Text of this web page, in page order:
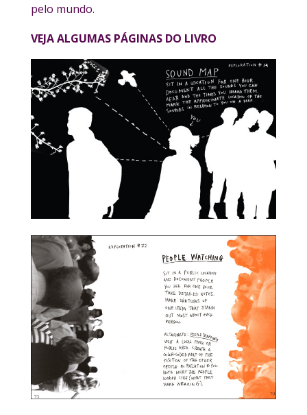
pelo mundo.
VEJA ALGUMAS PÁGINAS DO LIVRO